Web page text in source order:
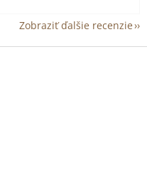
Zobraziť ďalšie recenzie